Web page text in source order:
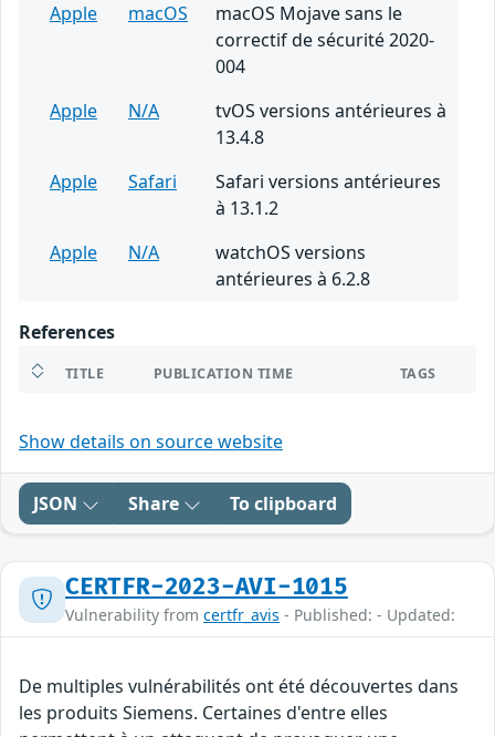
Apple
macOS
macOS Mojave sans le
correctif de sécurité 2020-
004
Apple
N/A
tvOS versions antérieures à
13.4.8
Apple
Safari
Safari versions antérieures
à 13.1.2
Apple
N/A
watchOS versions
antérieures à 6.2.8
References
TITLE PUBLICATION TIME TAGS
Show details on source website
JSON Share To clipboard
CERTFR-2023-AVI-1015
Vulnerability from certfr_avis - Published: - Updated:
De multiples vulnérabilités ont été découvertes dans
les produits Siemens. Certaines d'entre elles